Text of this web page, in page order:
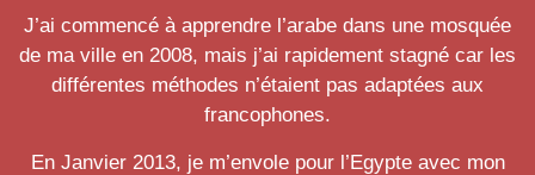
J’ai commencé à apprendre l’arabe dans une mosquée
de ma ville en 2008, mais j’ai rapidement stagné car les
différentes méthodes n’étaient pas adaptées aux
francophones.
En Janvier 2013, je m’envole pour l’Egypte avec mon